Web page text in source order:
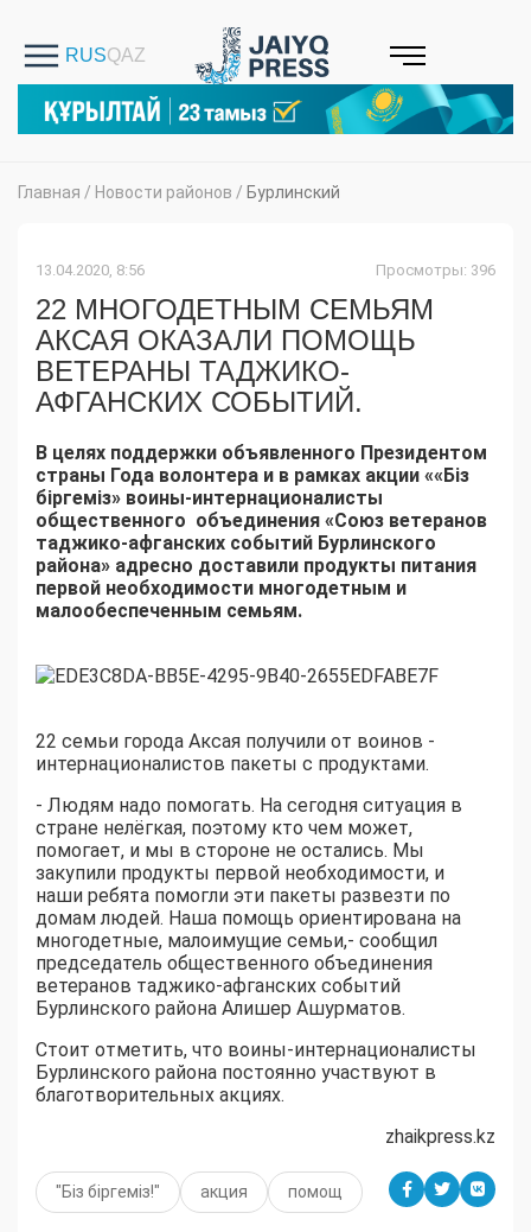
Главная / Новости районов / Бурлинский
13.04.2020, 8:56 Просмотры: 396
22 МНОГОДЕТНЫМ СЕМЬЯМ
АКСАЯ ОКАЗАЛИ ПОМОЩЬ
ВЕТЕРАНЫ ТАДЖИКО-
АФГАНСКИХ СОБЫТИЙ.
В целях поддержки объявленного Президентом
страны Года волонтера и в рамках акции ««Біз
біргеміз» воины-интернационалисты
общественного объединения «Союз ветеранов
таджико-афганских событий Бурлинского
района» адресно доставили продукты питания
первой необходимости многодетным и
малообеспеченным семьям.
22 семьи города Аксая получили от воинов -
интернационалистов пакеты с продуктами.
- Людям надо помогать. На сегодня ситуация в
стране нелёгкая, поэтому кто чем может,
помогает, и мы в стороне не остались. Мы
закупили продукты первой необходимости, и
наши ребята помогли эти пакеты развезти по
домам людей. Наша помощь ориентирована на
многодетные, малоимущие семьи,- сообщил
председатель общественного объединения
ветеранов таджико-афганских событий
Бурлинского района Алишер Ашурматов.
Стоит отметить, что воины-интернационалисты
Бурлинского района постоянно участвуют в
благотворительных акциях.
zhaikpress.kz
"Біз біргеміз!" акция помощ